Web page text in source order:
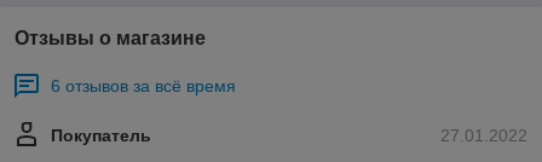
Отзывы о магазине
6 отзывов за всё время
27.01.2022
Покупатель